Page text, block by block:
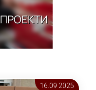
ПРОЕКТИ
16.09 2025